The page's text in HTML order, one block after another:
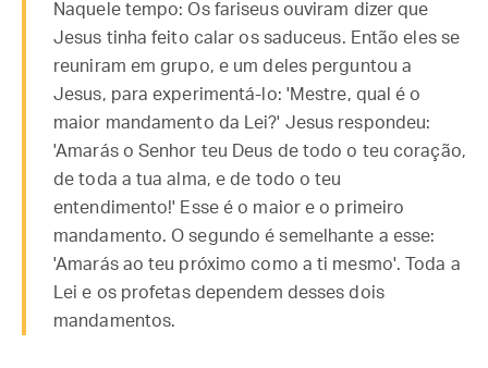
Naquele tempo: Os fariseus ouviram dizer que
Jesus tinha feito calar os saduceus. Então eles se
reuniram em grupo, e um deles perguntou a
Jesus, para experimentá-lo: 'Mestre, qual é o
maior mandamento da Lei?' Jesus respondeu:
'Amarás o Senhor teu Deus de todo o teu coração,
de toda a tua alma, e de todo o teu
entendimento!' Esse é o maior e o primeiro
mandamento. O segundo é semelhante a esse:
'Amarás ao teu próximo como a ti mesmo'. Toda a
Lei e os profetas dependem desses dois
mandamentos.